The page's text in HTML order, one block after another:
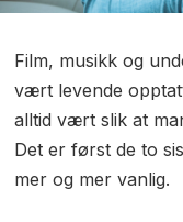
Film, musikk og
vært levende
alltid vært slik at
Det er først de to
mer og mer vanlig.